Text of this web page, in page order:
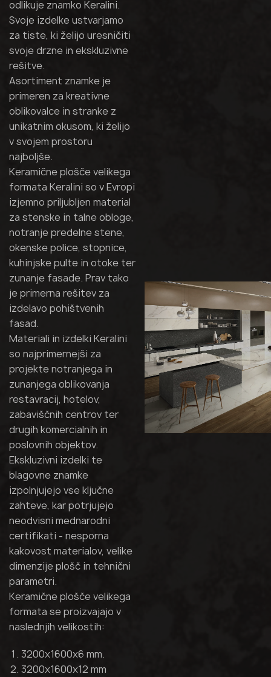
odlikuje znamko Keralini.
Svoje izdelke ustvarjamo
za tiste, ki želijo uresničiti
svoje drzne in ekskluzivne
rešitve.
Asortiment znamke je
primeren za kreativne
oblikovalce in stranke z
unikatnim okusom, ki želijo
v svojem prostoru
najboljše.
Keramične plošče velikega
formata Keralini so v Evropi
izjemno priljubljen material
za stenske in talne obloge,
notranje predelne stene,
okenske police, stopnice,
kuhinjske pulte in otoke ter
zunanje fasade. Prav tako
je primerna rešitev za
izdelavo pohištvenih
fasad.
Materiali in izdelki Keralini
so najprimernejši za
projekte notranjega in
zunanjega oblikovanja
restavracij, hotelov,
zabaviščnih centrov ter
drugih komercialnih in
poslovnih objektov.
Ekskluzivni izdelki te
blagovne znamke
izpolnjujejo vse ključne
zahteve, kar potrjujejo
neodvisni mednarodni
certifikati - nesporna
kakovost materialov, velike
dimenzije plošč in tehnični
parametri.
Keramične plošče velikega
formata se proizvajajo v
naslednjih velikostih:
3200x1600x6 mm.
3200x1600x12 mm